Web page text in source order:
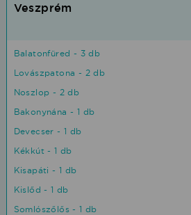
Veszprém
Balatonfüred - 3 db
Lovászpatona - 2 db
Noszlop - 2 db
Bakonynána - 1 db
Devecser - 1 db
Kékkút - 1 db
Kisapáti - 1 db
Kislőd - 1 db
Somlószőlős - 1 db